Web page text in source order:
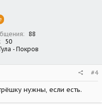
88
50
- Покров
#4
нужны, если есть.